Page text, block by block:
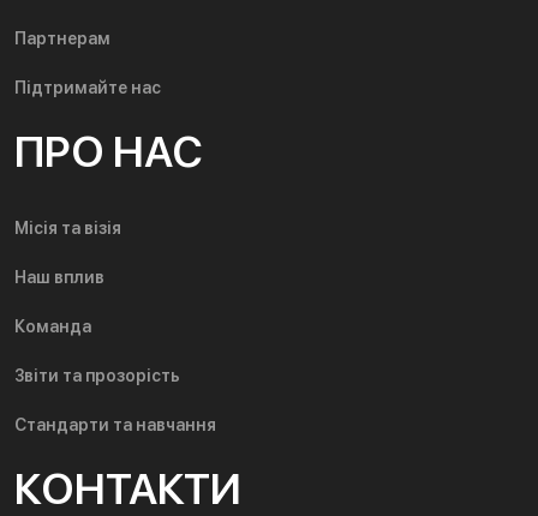
Партнерам
Підтримайте нас
ПРО НАС
Місія та візія
Наш вплив
Команда
Звіти та прозорість
Стандарти та навчання
КОНТАКТИ